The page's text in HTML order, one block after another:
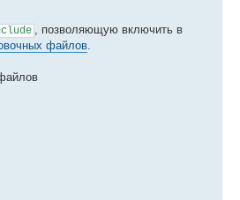
, позволяющую включить в
файлов.